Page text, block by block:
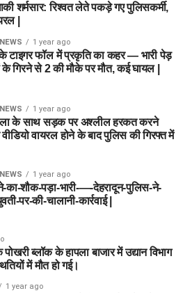
शर्मसार: रिश्वत लेते पकड़े गए पुलिसकर्मी,
|
1 year ago
टाइगर फॉल में प्रकृति का कहर — भारी पेड़
गिरने से 2 की मौके पर मौत, कई घायल |
1 year ago
के साथ सड़क पर अश्लील हरकत करने
वायरल होने के बाद पुलिस की गिरफ्त में
1 year ago
का-शौक-पड़ा-भारी-—-देहरादून-पुलिस-ने-
पर-की-चालानी-कार्रवाई |
ब्लॉक के हापला बाजार में उद्यान विभाग
में मौत हो गई।
1 year ago